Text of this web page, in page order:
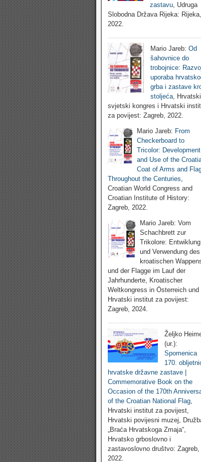
zastavu, Udruga
Slobodna Država Rijeka: Rijeka,
2022.
Mario Jareb: Od
šahovnice do
trobojnice:
uporaba
grba i zastave
stoljeća, Hrvatski
svjetski kongres i Hrvatski
za povijest: Zagreb, 2022.
Mario Jareb: From
Checkerboard to
Tricolor: Development
and Use of the
Coat of Arms and
Throughout the Centuries,
Croatian World Congress and
Croatian Institute of History:
Zagreb, 2022.
Mario Jareb: Vom
Schachbrett zur
Trikolore: Entwiklung
und Verwendung des
kroatischen
und der Flagge im Lauf der
Jahrhunderte, Kroatischer
Weltkongress in Österreich und
Hrvatski institut za povijest:
Zagreb, 2024.
Željko
(ur.):
Spomenica
170.
hrvatske državne zastave |
Commemorative Book on the
Occasion of the 170th
of the Croatian National Flag
Hrvatski institut za povijest,
Hrvatski povijesni muzej,
„Braća Hrvatskoga Zmaja“,
Hrvatsko grboslovno i
zastavoslovno društvo: Zagreb,
2022.